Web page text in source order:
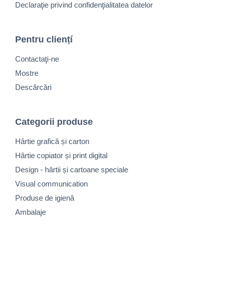
Declaraţie privind confidenţialitatea datelor
Pentru cliențí
Contactaţi-ne
Mostre
Descărcări
Categorii produse
Hârtie grafică și carton
Hârtie copiator și print digital
Design - hârtii și cartoane speciale
Visual communication
Produse de igienă
Ambalaje